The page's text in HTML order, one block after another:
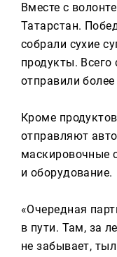
Вместе с
Татарстан.
собрали сухие
продукты.
отправили
Кроме
отправляют
маскировочные
и оборудование.
«Очередная
в пути. Там, за
не забывает,